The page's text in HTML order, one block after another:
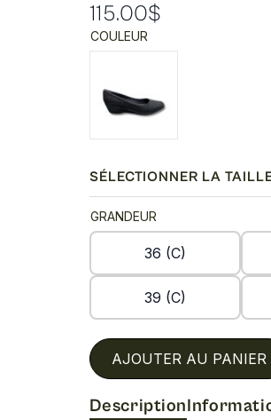
115.00$
COULEUR
SÉLECTIONNER LA
GRANDEUR
36 (C)
39 (C)
AJOUTER AU PANIER
Description